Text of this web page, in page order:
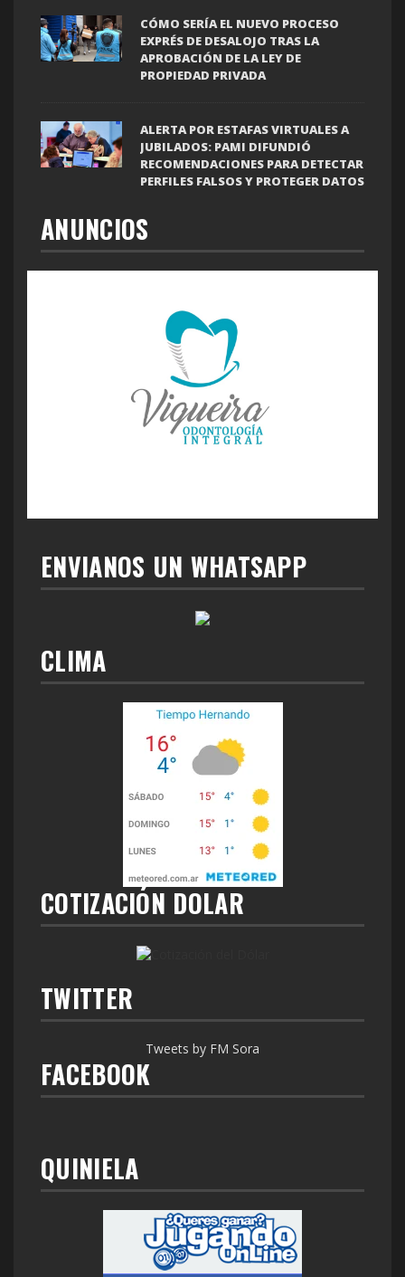
CÓMO SERÍA EL NUEVO PROCESO
EXPRÉS DE DESALOJO TRAS LA
APROBACIÓN DE LA LEY DE
PROPIEDAD PRIVADA
ALERTA POR ESTAFAS VIRTUALES A
JUBILADOS: PAMI DIFUNDIÓ
RECOMENDACIONES PARA DETECTAR
PERFILES FALSOS Y PROTEGER DATOS
ANUNCIOS
ENVIANOS UN WHATSAPP
CLIMA
COTIZACIÓN DOLAR
TWITTER
Tweets by FM Sora
FACEBOOK
QUINIELA